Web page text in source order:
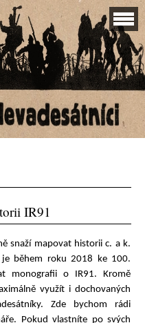
IR91
snaží mapovat historii c. a k.
během roku 2018 ke 100.
monografii o IR91. Kromě
využít i dochovaných
Zde bychom rádi
Pokud vlastníte po svých